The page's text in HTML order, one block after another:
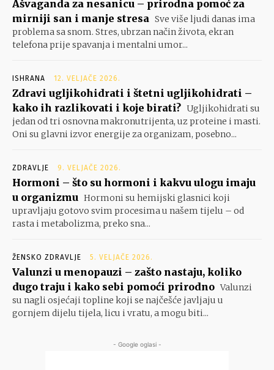
Ašvaganda za nesanicu – prirodna pomoć za
mirniji san i manje stresa Sve više ljudi danas ima
problema sa snom. Stres, ubrzan način života, ekran
telefona prije spavanja i mentalni umor...
ISHRANA 12. VELJAČE 2026.
Zdravi ugljikohidrati i štetni ugljikohidrati –
kako ih razlikovati i koje birati? Ugljikohidrati su
jedan od tri osnovna makronutrijenta, uz proteine i masti.
Oni su glavni izvor energije za organizam, posebno...
ZDRAVLJE 9. VELJAČE 2026.
Hormoni – što su hormoni i kakvu ulogu imaju
u organizmu Hormoni su hemijski glasnici koji
upravljaju gotovo svim procesima u našem tijelu – od
rasta i metabolizma, preko sna...
ŽENSKO ZDRAVLJE 5. VELJAČE 2026.
Valunzi u menopauzi – zašto nastaju, koliko
dugo traju i kako sebi pomoći prirodno Valunzi
su nagli osjećaji topline koji se najčešće javljaju u
gornjem dijelu tijela, licu i vratu, a mogu biti...
- Google oglasi -